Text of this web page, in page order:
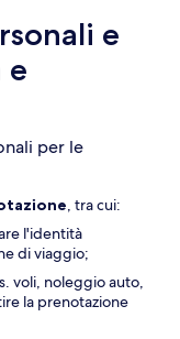
e
e
per le
, tra cui:
l'identità
di viaggio;
voli, noleggio auto,
la prenotazione